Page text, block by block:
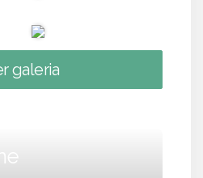
galeria